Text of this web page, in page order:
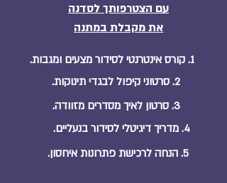
עם הצטרפותך לסדנה
את מקבלת במתנה
1. קורס אינטרנטי לסידור מצעים ומגבות.
2. סרטוני קיפול לבגדי תינוקות.
3. סרטון לאיך מסדרים מזוודה.
4. מדריך דיגיטלי לסידור בנעליים.
5. הנחה לרכישת פתרונות איחסון.